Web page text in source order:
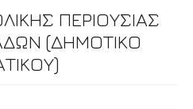
ΠΕΡΙΟΥΣΙΑΣ
(ΔΗΜΟΤΙΚΟ